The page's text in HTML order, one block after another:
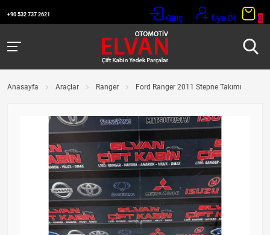
+90 532 737 2621 Giriş Üye Ol 0
Anasayfa Araçlar Ranger Ford Ranger 2011 Stepne Takımı